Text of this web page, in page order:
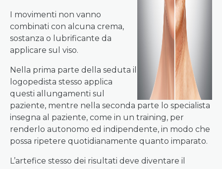
I movimenti non vanno
combinati con alcuna crema,
sostanza o lubrificante da
applicare sul viso.
Nella prima parte della seduta il
logopedista stesso applica
questi allungamenti sul
paziente, mentre nella seconda parte lo specialista
insegna al paziente, come in un training, per
renderlo autonomo ed indipendente, in modo che
possa ripetere quotidianamente quanto imparato.
L’artefice stesso dei risultati deve diventare il